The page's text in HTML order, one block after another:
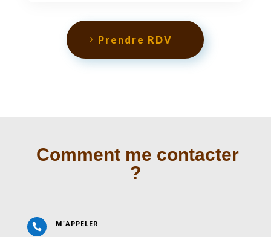
Prendre RDV
Comment me contacter
?
 M'APPELER